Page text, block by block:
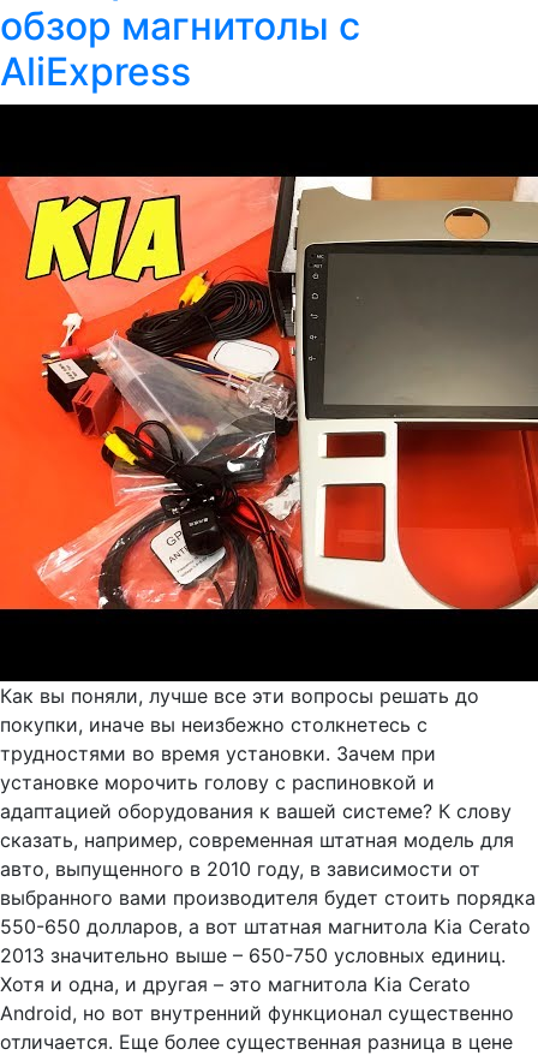
обзор магнитолы с
AliExpress
Как вы поняли, лучше все эти вопросы решать до
покупки, иначе вы неизбежно столкнетесь с
трудностями во время установки. Зачем при
установке морочить голову с распиновкой и
адаптацией оборудования к вашей системе? К слову
сказать, например, современная штатная модель для
авто, выпущенного в 2010 году, в зависимости от
выбранного вами производителя будет стоить порядка
550-650 долларов, а вот штатная магнитола Kia Cerato
2013 значительно выше – 650-750 условных единиц.
Хотя и одна, и другая – это магнитола Kia Cerato
Android, но вот внутренний функционал существенно
отличается. Еще более существенная разница в цене